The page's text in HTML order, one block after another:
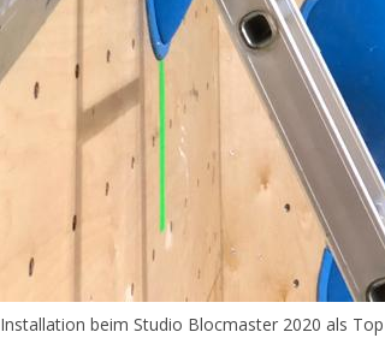
Installation beim Studio Blocmaster 2020 als